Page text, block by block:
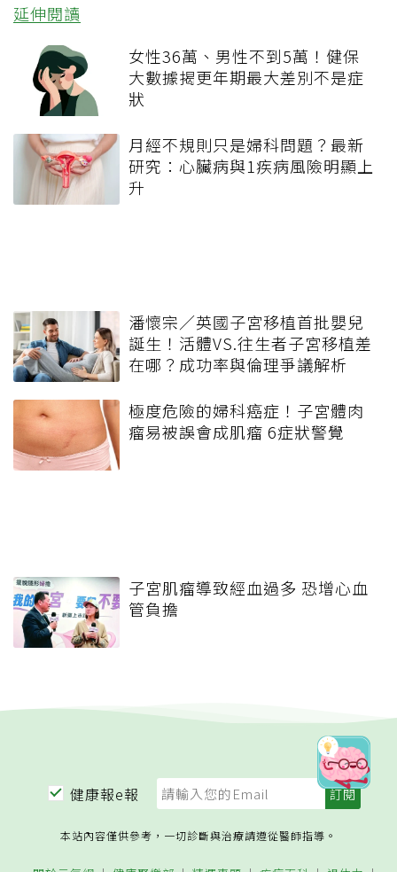
延伸閱讀
女性36萬、男性不到5萬！健保
大數據揭更年期最大差別不是症
狀
月經不規則只是婦科問題？最新
研究：心臟病與1疾病風險明顯上
升
潘懷宗／英國子宮移植首批嬰兒
誕生！活體VS.往生者子宮移植差
在哪？成功率與倫理爭議解析
極度危險的婦科癌症！子宮體肉
瘤易被誤會成肌瘤 6症狀警覺
子宮肌瘤導致經血過多 恐增心血
管負擔
健康報e報
本站內容僅供參考，一切診斷與治療請遵從醫師指導。